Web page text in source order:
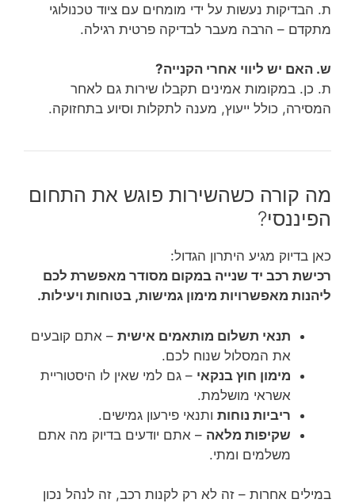
ת. הבדיקות נעשות על ידי מומחים עם ציוד טכנולוגי
מתקדם – הרבה מעבר לבדיקה פרטית רגילה.
ש. האם יש ליווי אחרי הקנייה?
ת. כן. במקומות אמינים תקבלו שירות גם לאחר
המסירה, כולל ייעוץ, מענה לתקלות וסיוע בתחזוקה.
מה קורה כשהשירות פוגש את התחום
הפיננסי?
כאן בדיוק מגיע היתרון הגדול:
רכישת רכב יד שנייה במקום מסודר מאפשרת לכם
ליהנות מאפשרויות מימון גמישות, בטוחות ויעילות.
תנאי תשלום מותאמים אישית – אתם קובעים
את המסלול שנוח לכם.
מימון חוץ בנקאי – גם למי שאין לו היסטוריית
אשראי מושלמת.
ריביות נוחות ותנאי פירעון גמישים.
שקיפות מלאה – אתם יודעים בדיוק מה אתם
משלמים ומתי.
במילים אחרות – זה לא רק לקנות רכב, זה לנהל נכון